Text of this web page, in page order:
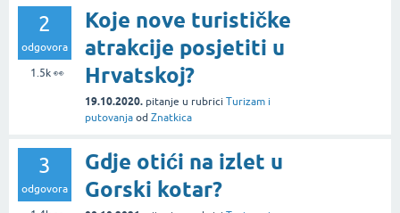
2
odgovora
1.5k👀
Koje nove turističke
atrakcije posjetiti u
Hrvatskoj?
19.10.2020. pitanje u rubrici Turizam i
putovanja od Znatkica
3
odgovora
Gdje otići na izlet u
Gorski kotar?